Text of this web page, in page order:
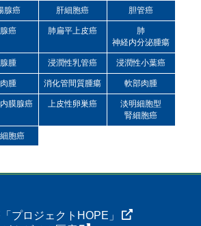
腺癌 肝細胞癌 胆管癌
癌 肺扁平上皮癌
肺
神経内分泌腫瘍
腫 浸潤性乳管癌 浸潤性小葉癌
腫 消化管間質腫瘍 軟部肉腫
膜腺癌 上皮性卵巣癌
淡明細胞型
腎細胞癌
胞癌
プロジェクトHOPE」